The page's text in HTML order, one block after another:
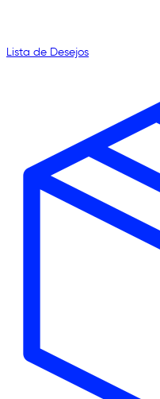
Lista de Desejos